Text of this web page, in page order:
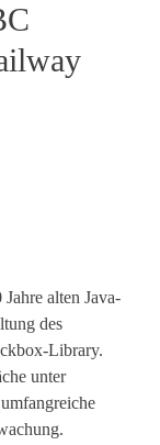
alten Java-
des
Library.
unter